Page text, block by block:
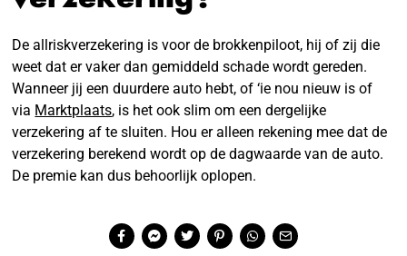
De allriskverzekering is voor de brokkenpiloot, hij of zij die
weet dat er vaker dan gemiddeld schade wordt gereden.
Wanneer jij een duurdere auto hebt, of ‘ie nou nieuw is of
via Marktplaats, is het ook slim om een dergelijke
verzekering af te sluiten. Hou er alleen rekening mee dat de
verzekering berekend wordt op de dagwaarde van de auto.
De premie kan dus behoorlijk oplopen.